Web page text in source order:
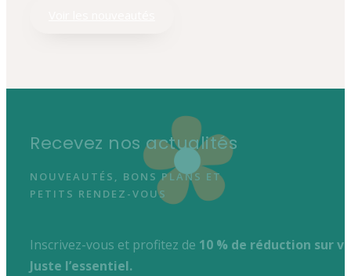
Recevez nos actualités
NOUVEAUTÉS, BONS PLANS ET
PETITS RENDEZ-VOUS
Inscrivez-vous et profitez de 10 % de réduction sur
Juste l’essentiel.